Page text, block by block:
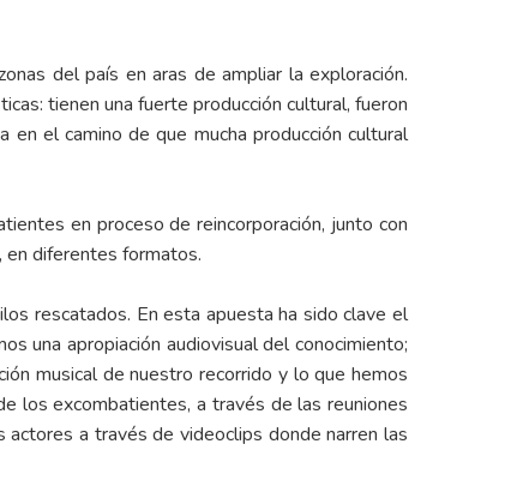
del país en aras de ampliar la exploración.
tienen una fuerte producción cultural, fueron
el camino de que mucha producción cultural
en proceso de reincorporación, junto con
en diferentes formatos.
rescatados. En esta apuesta ha sido clave el
una apropiación audiovisual del conocimiento;
musical de nuestro recorrido y lo que hemos
los excombatientes, a través de las reuniones
a través de videoclips donde narren las